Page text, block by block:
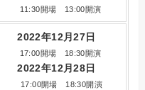
11:30開場 13:00開演
2022年12月27日
17:00開場 18:30開演
2022年12月28日
17:00開場 18:30開演